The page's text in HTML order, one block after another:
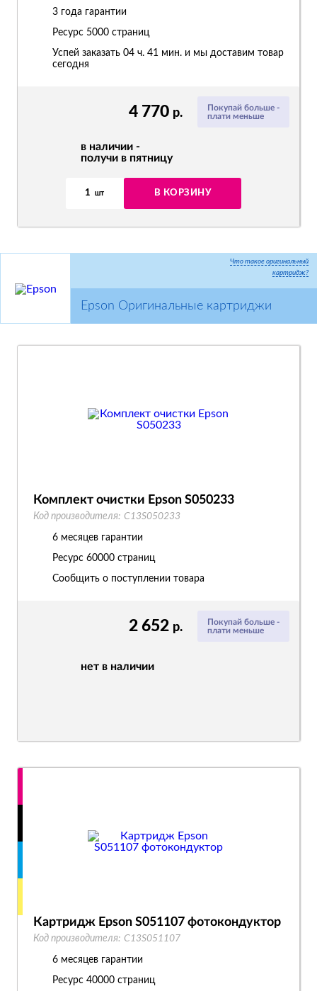
Покупай больше -
плати меньше
4 770 р.
в наличии -
получи в пятницу
1 шт В КОРЗИНУ
3 года гарантии
Ресурс 5000 страниц
Успей заказать 04 ч. 41 мин. и мы доставим товар
сегодня
Что такое оригинальный
картридж?
Epson Оригинальные картриджи
Покупай больше -
плати меньше
2 652 р.
нет в наличии
Комплект очистки Epson S050233
Код производителя: C13S050233
6 месяцев гарантии
Ресурс 60000 страниц
Сообщить о поступлении товара
Картридж Epson S051107 фотокондуктор
Код производителя: C13S051107
6 месяцев гарантии
Ресурс 40000 страниц